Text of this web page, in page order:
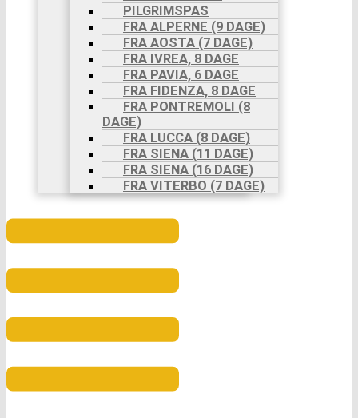
PILGRIMSPAS
FRA ALPERNE (9 DAGE)
FRA AOSTA (7 DAGE)
FRA IVREA, 8 DAGE
FRA PAVIA, 6 DAGE
FRA FIDENZA, 8 DAGE
FRA PONTREMOLI (8
DAGE)
FRA LUCCA (8 DAGE)
FRA SIENA (11 DAGE)
FRA SIENA (16 DAGE)
FRA VITERBO (7 DAGE)